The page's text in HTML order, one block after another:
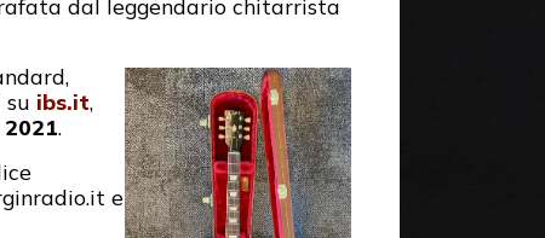
dal leggendario chitarrista
su ibs.it,
.
e